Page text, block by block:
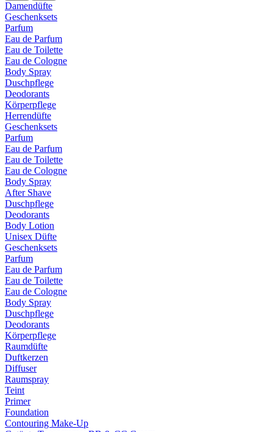
Damendüfte
Geschenksets
Parfum
Eau de Parfum
Eau de Toilette
Eau de Cologne
Body Spray
Duschpflege
Deodorants
Körperpflege
Herrendüfte
Geschenksets
Parfum
Eau de Parfum
Eau de Toilette
Eau de Cologne
Body Spray
After Shave
Duschpflege
Deodorants
Body Lotion
Unisex Düfte
Geschenksets
Parfum
Eau de Parfum
Eau de Toilette
Eau de Cologne
Body Spray
Duschpflege
Deodorants
Körperpflege
Raumdüfte
Duftkerzen
Diffuser
Raumspray
Teint
Primer
Foundation
Contouring Make-Up